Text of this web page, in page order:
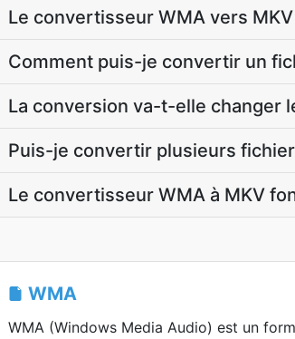
Le convertisseur WMA vers
Comment puis-je convertir un
La conversion va-t-elle changer
Puis-je convertir plusieurs
Le convertisseur WMA à MKV
WMA
WMA (Windows Media Audio) est un